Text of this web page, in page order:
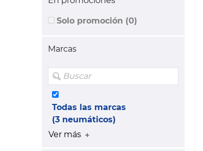
Solo promoción (0)
Marcas
Todas las marcas
(3 neumáticos)
Ver más